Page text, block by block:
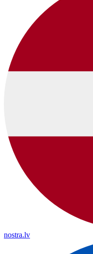
nostra.lv